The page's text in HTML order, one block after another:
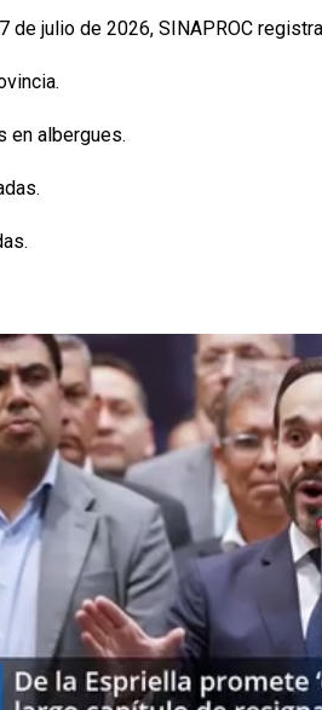
de julio de 2026, SINAPROC
en albergues.